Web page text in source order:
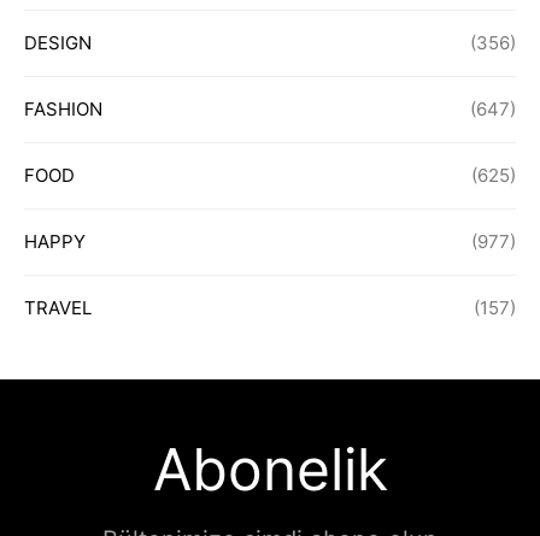
DESIGN (356)
FASHION (647)
FOOD (625)
HAPPY (977)
TRAVEL (157)
Abonelik